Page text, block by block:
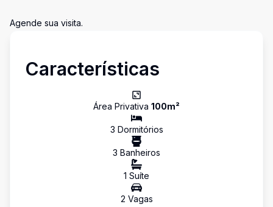
Agende sua visita.
Características
Área Privativa 100m²
3 Dormitórios
3 Banheiros
1 Suíte
2 Vagas